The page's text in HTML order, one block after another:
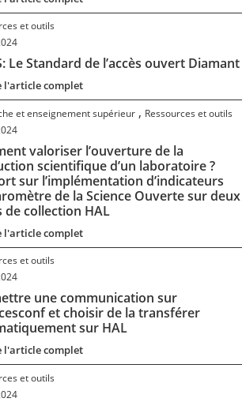
et outils
Le Standard de l’accès ouvert Diamant
l'article complet
et enseignement supérieur , Ressources et outils
valoriser l’ouverture de la
scientifique d’un laboratoire ?
sur l’implémentation d’indicateurs
de la Science Ouverte sur deux
de collection HAL
l'article complet
et outils
une communication sur
et choisir de la transférer
sur HAL
l'article complet
et outils